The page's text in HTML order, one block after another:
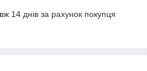
14 днів за рахунок покупця